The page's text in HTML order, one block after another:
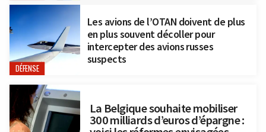
DÉFENSE
Les avions de l’OTAN doivent de plus
en plus souvent décoller pour
intercepter des avions russes
suspects
La Belgique souhaite mobiliser
300 milliards d’euros d’épargne :